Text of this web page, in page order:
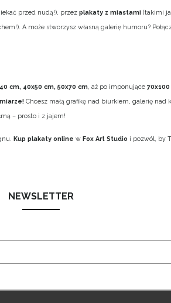
przed nudą!), przez plakaty z miastami (takimi
A może stworzysz własną galerię humoru?
cm, 40x50 cm, 50x70 cm , aż po imponujące
Chcesz małą grafikę nad biurkiem, galerię nad
– prosto i z jajem!
Kup plakaty online w Fox Art Studio i pozwól, by
NEWSLETTER